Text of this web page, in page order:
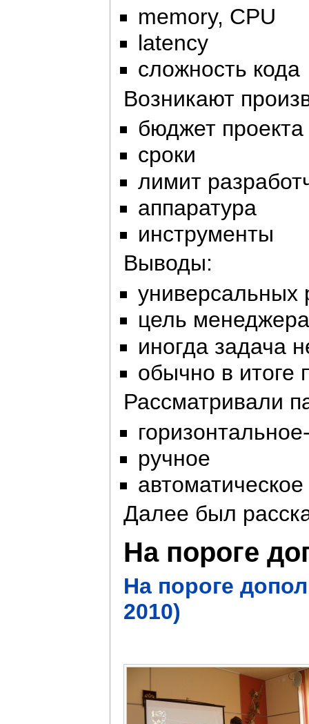
memory, CPU
latency
сложность кода
Возникают
бюджет проекта
сроки
лимит
аппаратура
инструменты
Выводы:
универсальных
цель
иногда задача
обычно в итоге
Рассматривали
ручное
автоматическое
Далее был
На пороге
На пороге
2010)